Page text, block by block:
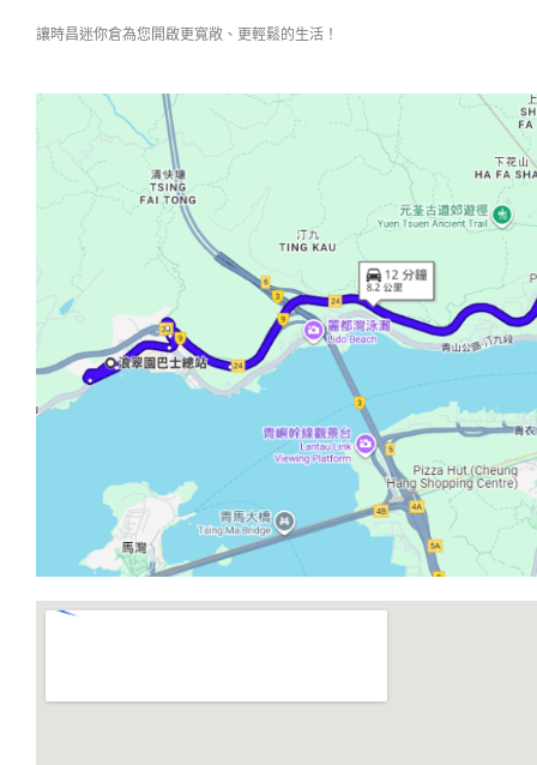
讓時昌迷你倉為您開啟更寬敞、更輕鬆的生活！